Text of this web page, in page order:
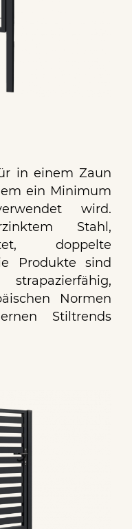
in einem Zaun
ein Minimum
wird.
Stahl,
doppelte
Produkte sind
Normen
Stiltrends